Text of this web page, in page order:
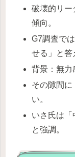
破壊的リー
傾向。
G7調査で
せる」と答
背景：無力
その隙間に
い。
いさ氏は「
と強調。